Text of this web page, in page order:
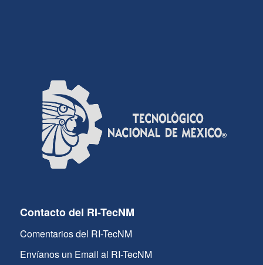
Contacto del RI-TecNM
Comentarios del RI-TecNM
Envíanos un Email al RI-TecNM